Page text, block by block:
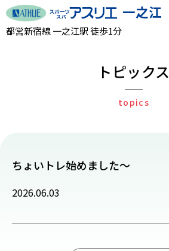
都営新宿線 一之江駅 徒歩1分
トピックス
topics
ちょいトレ始めました〜
2026.06.03